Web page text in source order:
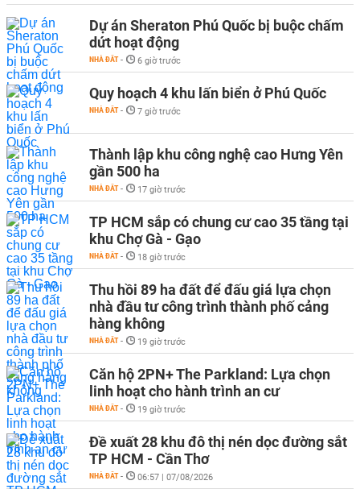
Dự án Sheraton Phú Quốc bị buộc chấm
dứt hoạt động
NHÀ ĐẤT - 6 giờ trước
Quy hoạch 4 khu lấn biển ở Phú Quốc
NHÀ ĐẤT - 7 giờ trước
Thành lập khu công nghệ cao Hưng Yên
gần 500 ha
NHÀ ĐẤT - 17 giờ trước
TP HCM sắp có chung cư cao 35 tầng tại
khu Chợ Gà - Gạo
NHÀ ĐẤT - 18 giờ trước
Thu hồi 89 ha đất để đấu giá lựa chọn
nhà đầu tư công trình thành phố cảng
hàng không
NHÀ ĐẤT - 19 giờ trước
Căn hộ 2PN+ The Parkland: Lựa chọn
linh hoạt cho hành trình an cư
NHÀ ĐẤT - 19 giờ trước
Đề xuất 28 khu đô thị nén dọc đường sắt
TP HCM - Cần Thơ
NHÀ ĐẤT - 06:57 | 07/08/2026